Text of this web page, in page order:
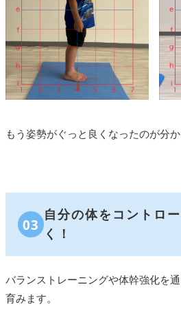
もう姿勢がぐっと良くなったのが分か
03
自分の体をコントロ
く！
バランストレーニングや体幹強化を
育みます。